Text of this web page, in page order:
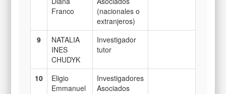
Franco
(nacionales o
extranjeros)
9
NATALIA
INES
CHUDYK
Investigador
tutor
10
Eligio
Emmanuel
Investigadores
Asociados